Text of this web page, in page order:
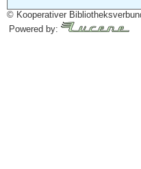
© Kooperativer
Powered by: